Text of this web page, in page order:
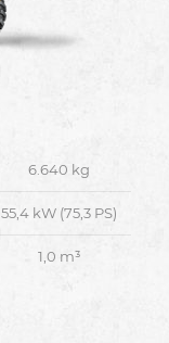
6.640 kg
55,4 kW (75,3 PS)
1,0 m³